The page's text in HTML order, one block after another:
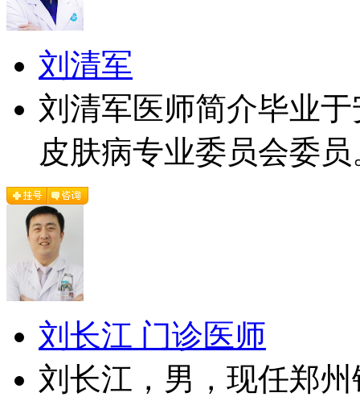
刘清军
刘清军医师简介毕业
皮肤病专业委员会委
刘长江 门诊医师
刘长江，男，现任郑